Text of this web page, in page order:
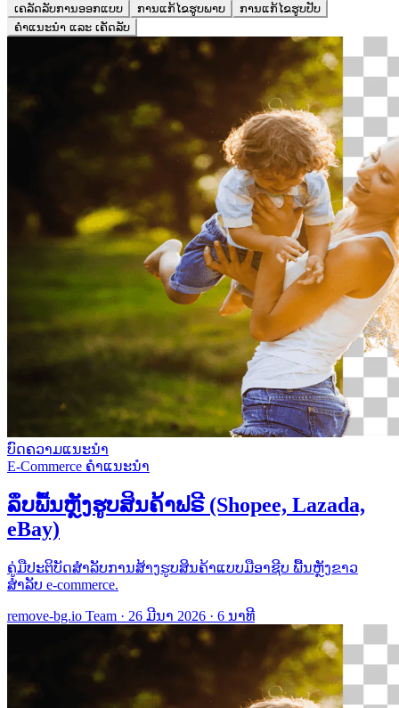
ເຄລັດລັບການອອກແບບ
ການແກ້ໄຂຮູບພາບ
ການແກ້ໄຂຮູບປັບ
ຄໍາແນະນໍາ ແລະ ເຄັດລັບ
ບົດຄວາມແນະນຳ
E-Commerce ຄຳແນະນຳ
ລຶບພື້ນຫຼັງຮູບສິນຄ້າຟຣີ (Shopee, Lazada,
eBay)
ຄູ່ມືປະຕິບັດສຳລັບການສ້າງຮູບສິນຄ້າແບບມືອາຊີບ ພື້ນຫຼັງຂາວ
ສຳລັບ e-commerce.
remove-bg.io Team · 26 ມີນາ 2026 · 6 ນາທີ